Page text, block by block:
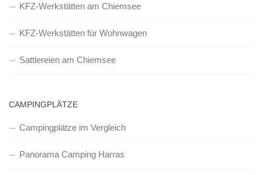
KFZ-Werkstätten am Chiemsee
KFZ-Werkstätten für Wohnwagen
Sattlereien am Chiemsee
CAMPINGPLÄTZE
Campingplätze im Vergleich
Panorama Camping Harras